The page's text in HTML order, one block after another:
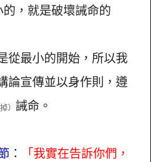
，就是破壞誡命的
從最小的開始，所以我
論宣傳並以身作則，遵
） 誡命。
：
「我實在告訴你們，